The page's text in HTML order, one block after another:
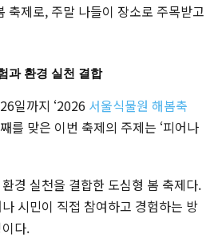
축제로, 주말 나들이 장소로 주목받고
과 환경 실천 결합
일까지 ‘2026 서울식물원 해봄축
를 맞은 이번 축제의 주제는 ‘피어나
경 실천을 결합한 도심형 봄 축제다.
시민이 직접 참여하고 경험하는 방
다.